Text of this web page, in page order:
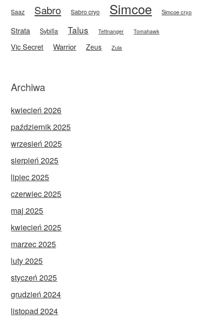
Saaz Sabro Sabro cryo Simcoe Simcoe cryo
Strata Sybilla Talus Tettnanger Tomahawk
Vic Secret Warrior Zeus Zula
Archiwa
kwiecień 2026
październik 2025
wrzesień 2025
sierpień 2025
lipiec 2025
czerwiec 2025
maj 2025
kwiecień 2025
marzec 2025
luty 2025
styczeń 2025
grudzień 2024
listopad 2024